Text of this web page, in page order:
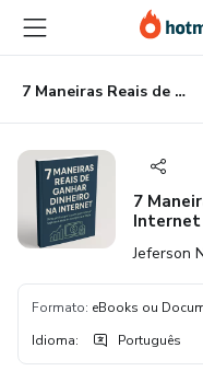
para
conteúdo
principal
para
pagamento
para
rodapé
7 Maneiras Reais de Ganhar Dinheiro na Internet
7
Internet
Jeferson
Formato: eBooks ou
Idioma: Português